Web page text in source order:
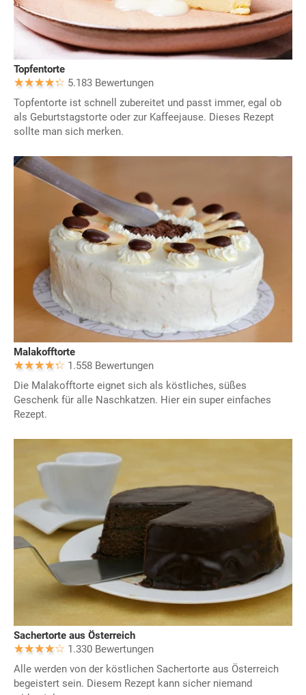
Topfentorte
5.183 Bewertungen
Topfentorte ist schnell zubereitet und passt immer, egal ob
als Geburtstagstorte oder zur Kaffeejause. Dieses Rezept
sollte man sich merken.
Malakofftorte
1.558 Bewertungen
Die Malakofftorte eignet sich als köstliches, süßes
Geschenk für alle Naschkatzen. Hier ein super einfaches
Rezept.
Sachertorte aus Österreich
1.330 Bewertungen
Alle werden von der köstlichen Sachertorte aus Österreich
begeistert sein. Diesem Rezept kann sicher niemand